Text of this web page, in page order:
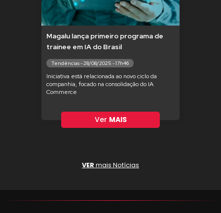
Magalu lança primeiro programa de
trainee em IA do Brasil
Tendências - 28/08/2025 - 17h46
Iniciativa está relacionada ao novo ciclo da
companhia, focado na consolidação do IA
Commerce
Ver MAIS
VER mais Notícias